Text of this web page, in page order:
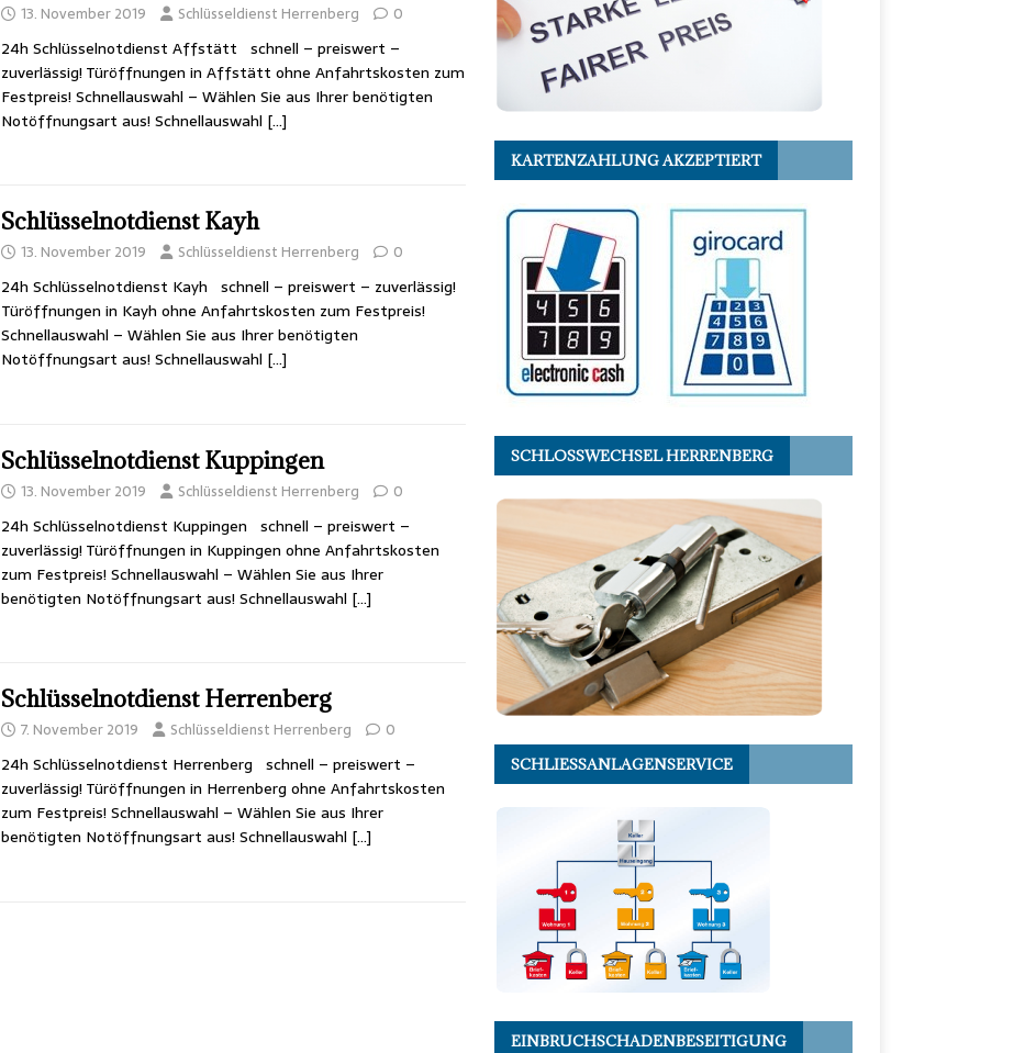
13. November 2019 Schlüsseldienst Herrenberg 0
24h Schlüsselnotdienst Affstätt schnell – preiswert –
zuverlässig! Türöffnungen in Affstätt ohne Anfahrtskosten zum
Festpreis! Schnellauswahl – Wählen Sie aus Ihrer benötigten
Notöffnungsart aus! Schnellauswahl […]
Schlüsselnotdienst Kayh
13. November 2019 Schlüsseldienst Herrenberg 0
24h Schlüsselnotdienst Kayh schnell – preiswert – zuverlässig!
Türöffnungen in Kayh ohne Anfahrtskosten zum Festpreis!
Schnellauswahl – Wählen Sie aus Ihrer benötigten
Notöffnungsart aus! Schnellauswahl […]
Schlüsselnotdienst Kuppingen
13. November 2019 Schlüsseldienst Herrenberg 0
24h Schlüsselnotdienst Kuppingen schnell – preiswert –
zuverlässig! Türöffnungen in Kuppingen ohne Anfahrtskosten
zum Festpreis! Schnellauswahl – Wählen Sie aus Ihrer
benötigten Notöffnungsart aus! Schnellauswahl […]
Schlüsselnotdienst Herrenberg
7. November 2019 Schlüsseldienst Herrenberg 0
24h Schlüsselnotdienst Herrenberg schnell – preiswert –
zuverlässig! Türöffnungen in Herrenberg ohne Anfahrtskosten
zum Festpreis! Schnellauswahl – Wählen Sie aus Ihrer
benötigten Notöffnungsart aus! Schnellauswahl […]
KARTENZAHLUNG AKZEPTIERT
SCHLOSSWECHSEL HERRENBERG
SCHLIESSANLAGENSERVICE
EINBRUCHSCHADENBESEITIGUNG